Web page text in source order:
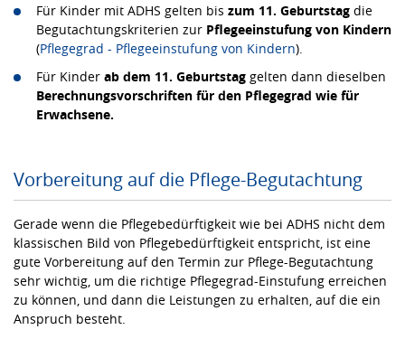
Für Kinder mit ADHS gelten bis zum 11. Geburtstag die
Begutachtungskriterien zur Pflegeeinstufung von Kindern
(Pflegegrad - Pflegeeinstufung von Kindern).
Für Kinder ab dem 11. Geburtstag gelten dann dieselben
Berechnungsvorschriften für den Pflegegrad wie für
Erwachsene.
Vorbereitung auf die Pflege-Begutachtung
Gerade wenn die Pflegebedürftigkeit wie bei ADHS nicht dem
klassischen Bild von Pflegebedürftigkeit entspricht, ist eine
gute Vorbereitung auf den Termin zur Pflege-Begutachtung
sehr wichtig, um die richtige Pflegegrad-Einstufung erreichen
zu können, und dann die Leistungen zu erhalten, auf die ein
Anspruch besteht.